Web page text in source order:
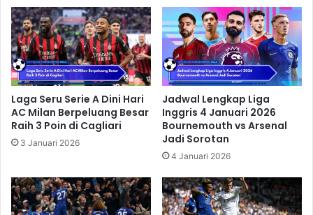
Laga Seru Serie A Dini Hari
AC Milan Berpeluang Besar
Raih 3 Poin di Cagliari
3 Januari 2026
Jadwal Lengkap Liga
Inggris 4 Januari 2026
Bournemouth vs Arsenal
Jadi Sorotan
4 Januari 2026